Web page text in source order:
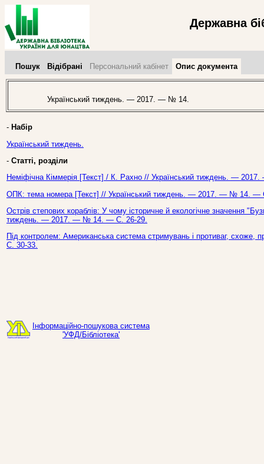
Державна
Пошук Відібрані Персональний кабінет Опис документа
Український тиждень. — 2017. — № 14.
- Набір
Український тиждень.
- Статті, розділи
Неміфічна Кіммерія [Текст] / К. Рахно // Український тиждень. —
ОПК: тема номера [Текст] // Український тиждень. — 2017. — № 14. —
Острів степових кораблів: У чому історичне й екологічне значення
тиждень. — 2017. — № 14. — С. 26-29.
Під контролем: Американська система стримувань і противаг,
С. 30-33.
Інформаційно-пошукова система
'УФД/Бібліотека'